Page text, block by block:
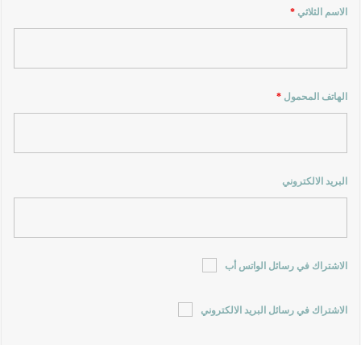
الاسم الثلاثي*
الهاتف المحمول*
البريد الالكتروني
الاشتراك في رسائل الواتس أب
الاشتراك في رسائل البريد الالكتروني